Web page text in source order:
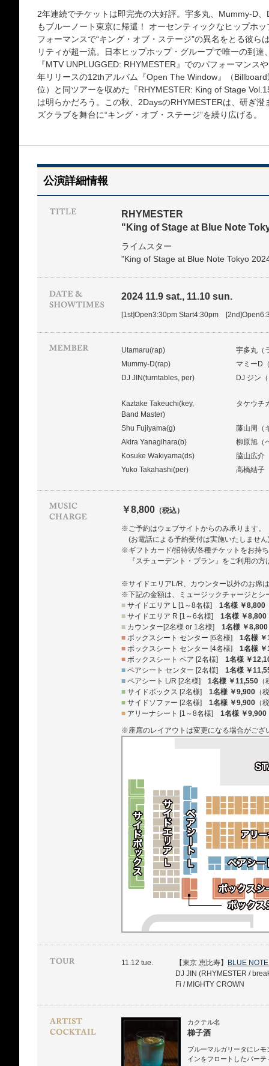
2年連続でチケットは即完売の大好評。宇多丸、Mummy-D
もブルーノート東京に帰還！ オーセンティックなヒップホ
フォーマンスで“キング・オブ・ステージ”の異名をとる彼ら
リティが超一流。日本ヒップホップ・グループで唯一の到
『MTV UNPLUGGED: RHYMESTER』でのパフォーマンス
年リリースの12thアルバム『Open The Window』（
位）と同ツアーを収めた『RHYMESTER: King of Stage
は明らかだろう。この秋、2DaysのRHYMESTERは、研ぎ
ズクラブを舞台に“キング・オブ・ステージ”を繰り広げる。
公演詳細情報
RHYMESTER
"King of Stage at Blue Note
ライムスター
"King of Stage at Blue Note Tokyo
2024 11.9 sat., 11.10 sun.
[1st]Open3:30pm Start4:30pm
Utamaru(rap)
宇多丸（
Mummy-D(rap)
マミーD
DJ JIN(turntables, per)
DJ ジン
Kaztake Takeuchi(key,
Band Master)
タケウチ
Shu Fujiyama(g)
藤山周（
Akira Yanagihara(b)
柳原旭（
Kosuke Wakiyama(ds)
脇山広介
Yuko Takahashi(per)
高橋結子
￥8,800 （税込）
※ご予約はウェブサイトからのみ承ります。
(お電話による予約受付は実施いたしません
※ギフトカード/招待状/各種チケットをお持
『スチューデント・プラン』をご利用の
※サイドエリアL/R、カウンター以外のお席
※下記の金額は、ミュージックチャージとシ
■ サイドエリア L [1～8名様] 1名様 ￥8,800
■ サイドエリア R [1～6名様] 1名様 ￥8,800
■ カウンター[2名様 or 1名様] 1名様 ￥8,800
■ ボックスシート センター [6名様] 1名様
■ ボックスシート センター [4名様] 1名様
■ ボックスシート ペア [2名様] 1名様 ￥
■ ペアシート センター [2名様] 1名様 ￥
■ ペアシート L/R [2名様] 1名様 ￥11,550
■ サイドボックス [2名様] 1名様 ￥9,900 （
■ サイドソファー [2名様] 1名様 ￥9,900 （
■ アリーナシート [1～8名様] 1名様 ￥9,900
※座席のレイアウトは変更になる場合がござ
11.12 tue. 【東京 恵比寿】 BLUE
DJ JIN (RHYMESTER /
Fi / MIGHTY CROWN
カクテル名
梯子酒
ブルーマルガリータにレ
インをフロートしたパーテ